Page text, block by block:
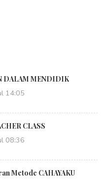
DALAM MENDIDIK
14:05
CLASS
08:36
Metode CAHAYAKU